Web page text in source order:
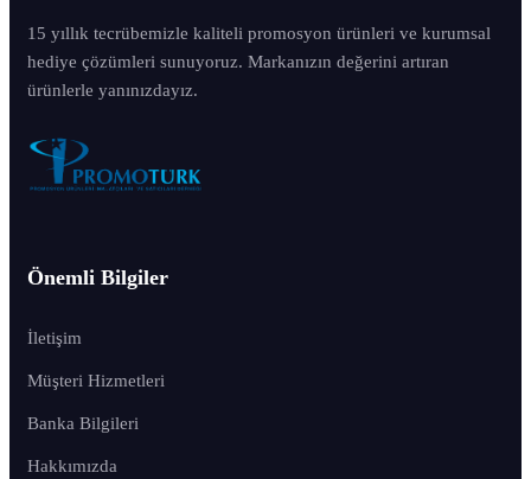
15 yıllık tecrübemizle kaliteli promosyon ürünleri ve kurumsal
hediye çözümleri sunuyoruz. Markanızın değerini artıran
ürünlerle yanınızdayız.
Önemli Bilgiler
İletişim
Müşteri Hizmetleri
Banka Bilgileri
Hakkımızda